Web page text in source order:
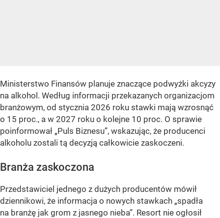
Ministerstwo Finansów planuje znaczące podwyżki akcyzy
na alkohol. Według informacji przekazanych organizacjom
branżowym, od stycznia 2026 roku stawki mają wzrosnąć
o 15 proc., a w 2027 roku o kolejne 10 proc. O sprawie
poinformował „Puls Biznesu”, wskazując, że producenci
alkoholu zostali tą decyzją całkowicie zaskoczeni.
Branża zaskoczona
Przedstawiciel jednego z dużych producentów mówił
dziennikowi, że informacja o nowych stawkach „spadła
na branżę jak grom z jasnego nieba”. Resort nie ogłosił